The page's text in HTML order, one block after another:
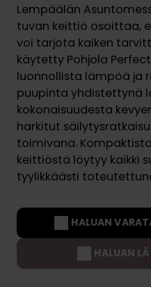
Lempäälän
tuvan keittiö osoittaa,
voi tarjota kaiken
käytetty Pohjola
luonnollista lämpöä ja
puupinta yhdistettynä
kokonaisuudesta
harkitut
toimivana.
keittiöstä löytyy kaikki
tyylikkäästi
HALUAN
HALUAN